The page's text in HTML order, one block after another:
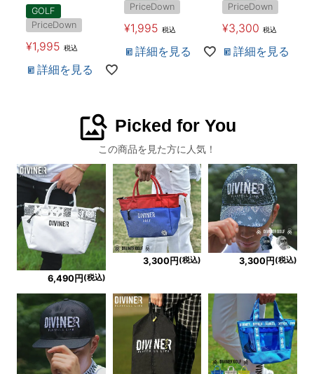
GOLF
PriceDown
¥1,995 税込
詳細を見る
PriceDown
¥1,995 税込
詳細を見る
PriceDown
¥3,300 税込
詳細を見る
image_search Picked for You
この商品を見た方に人気！
6,490円 (税込)
3,300円 (税込) 3,300円 (税込)